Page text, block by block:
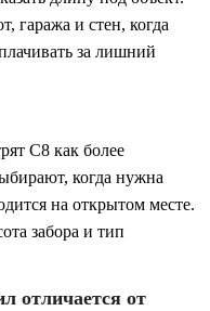
гаража и стен, когда
за лишний
С8 как более
когда нужна
на открытом месте.
забора и тип
отличается от